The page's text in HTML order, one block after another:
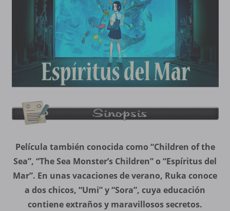
Película también conocida como “Children of the
Sea”, “The Sea Monster’s Children” o “Espíritus del
Mar”. En unas vacaciones de verano, Ruka conoce
a dos chicos, “Umi” y “Sora”, cuya educación
contiene extraños y maravillosos secretos.